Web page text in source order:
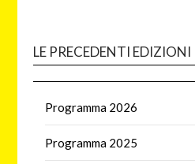
LE PRECEDENTI EDIZIONI
Programma 2026
Programma 2025